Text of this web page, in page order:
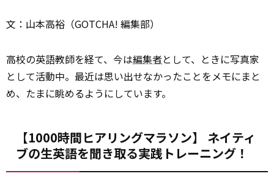
文：山本高裕（GOTCHA! 編集部）
高校の英語教師を経て、今は編集者として、ときに写真家
として活動中。最近は思い出せなかったことをメモにまと
め、たまに眺めるようにしています。
【1000時間ヒアリングマラソン】 ネイティ
ブの生英語を聞き取る実践トレーニング！